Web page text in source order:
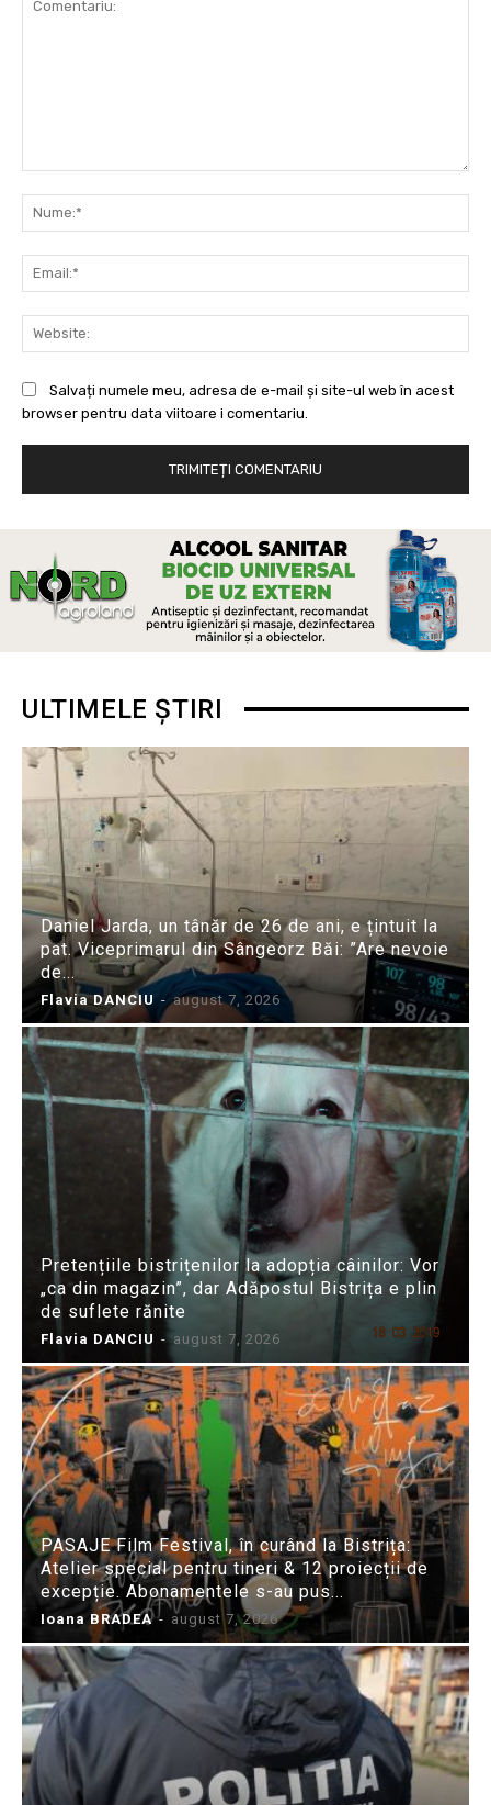
Salvați numele meu, adresa de e-mail și site-ul web în acest
browser pentru data viitoare i comentariu.
ULTIMELE ȘTIRI
Daniel Jarda, un tânăr de 26 de ani, e țintuit la
pat. Viceprimarul din Sângeorz Băi: ”Are nevoie
de...
Flavia DANCIU - august 7, 2026
Pretențiile bistrițenilor la adopția câinilor: Vor
„ca din magazin”, dar Adăpostul Bistrița e plin
de suflete rănite
Flavia DANCIU - august 7, 2026
PASAJE Film Festival, în curând la Bistrița:
Atelier special pentru tineri & 12 proiecții de
excepție. Abonamentele s-au pus...
Ioana BRADEA - august 7, 2026